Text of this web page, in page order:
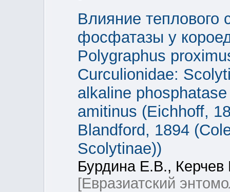
Влияние теплового
фосфатазы у
Polygraphus
Curculionidae:
alkaline
amitinus (Eichhoff,
Blandford, 1894
Scolytinae))
Бурдина Е.В.,
[Евразиатский